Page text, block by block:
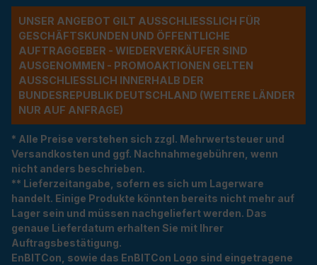
UNSER ANGEBOT GILT AUSSCHLIESSLICH FÜR G
ESCHÄFTSKUNDEN UND ÖFFENTLICHE A
UFTRAGGEBER - WIEDERVERKÄUFER SIND A
USGENOMMEN - PROMOAKTIONEN GELTEN A
USSCHLIESSLICH INNERHALB DER BU
NDESREPUBLIK DEUTSCHLAND (WEITERE LÄNDER NU
R AUF ANFRAGE)
* Alle Preise verstehen sich zzgl. Mehrwertsteuer und
Versandkosten und ggf. Nachnahmegebühren, wenn
nicht anders beschrieben.
** Lieferzeitangabe, sofern es sich um Lagerware
handelt. Einige Produkte könnten bereits nicht mehr auf
Lager sein und müssen nachgeliefert werden. Das
genaue Lieferdatum erhalten Sie mit Ihrer
Auftragsbestätigung.
EnBITCon, sowie das EnBITCon Logo sind eingetragene